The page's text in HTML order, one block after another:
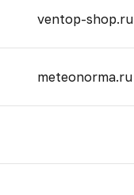
ventop-shop.ru
meteonorma.ru